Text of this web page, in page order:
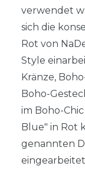
verwendet
sich die
Rot von
Style
Kränze,
Boho-
im Boho-
Blue" in Rot
genannten